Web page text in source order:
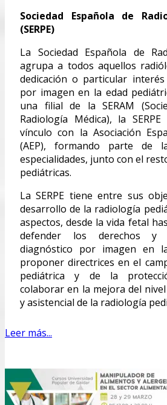
Sociedad Española de
(SERPE)
La Sociedad Española de
agrupa a todos aquellos
dedicación o particular
por imagen en la edad
una filial de la SERAM
Radiología Médica), la
vínculo con la Asociación
(AEP), formando parte de
especialidades, junto con el
pediátricas.
La SERPE tiene entre sus
desarrollo de la radiología
aspectos, desde la vida fetal
defender los derechos y
diagnóstico por imagen en
proponer directrices en el
pediátrica y de la
colaborar en la mejora del
y asistencial de la radiología
Leer más...